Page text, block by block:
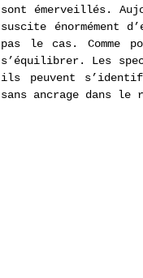
sont émerveillés.
suscite énormément
pas le cas. Comme
s’équilibrer. Les
ils peuvent
sans ancrage dans